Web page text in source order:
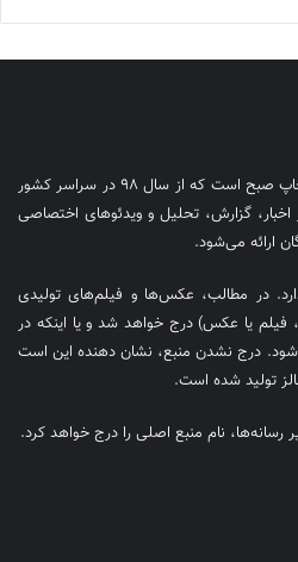
روزنامه فوتبالز، روزنامه ای ورزشی چاپ صبح است که از سال ۹۸ در سراسر کشور
گزارش، تحلیل و ویدئوهای اختصاصی
ارائه می‌شود.
در مطالب، عکس‌ها و فیلم‌های تولیدی
فیلم یا عکس) درج خواهد شد و یا اینکه در
ذیل محتوا نام منبع خاصی ذکر نمی‌‎شود. درج نشدن منبع، نشان دهنده این است
تولید شده است.
رسانه‌ها، نام منبع اصلی را درج خواهد کرد.